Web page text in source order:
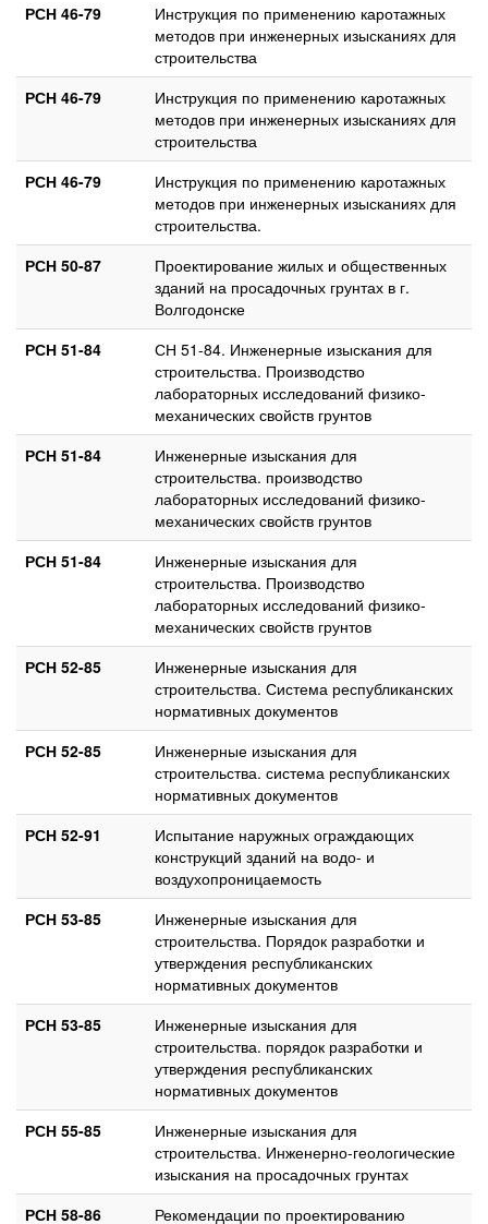
РСН 46-79
Инструкция по применению каротажных
методов при инженерных изысканиях для
строительства
РСН 46-79
Инструкция по применению каротажных
методов при инженерных изысканиях для
строительства
РСН 46-79
Инструкция по применению каротажных
методов при инженерных изысканиях для
строительства.
РСН 50-87
Проектирование жилых и общественных
зданий на просадочных грунтах в г.
Волгодонске
РСН 51-84
СН 51-84. Инженерные изыскания для
строительства. Производство
лабораторных исследований физико-
механических свойств грунтов
РСН 51-84
Инженерные изыскания для
строительства. производство
лабораторных исследований физико-
механических свойств грунтов
РСН 51-84
Инженерные изыскания для
строительства. Производство
лабораторных исследований физико-
механических свойств грунтов
РСН 52-85
Инженерные изыскания для
строительства. Система республиканских
нормативных документов
РСН 52-85
Инженерные изыскания для
строительства. система республиканских
нормативных документов
РСН 52-91
Испытание наружных ограждающих
конструкций зданий на водо- и
воздухопроницаемость
РСН 53-85
Инженерные изыскания для
строительства. Порядок разработки и
утверждения республиканских
нормативных документов
РСН 53-85
Инженерные изыскания для
строительства. порядок разработки и
утверждения республиканских
нормативных документов
РСН 55-85
Инженерные изыскания для
строительства. Инженерно-геологические
изыскания на просадочных грунтах
РСН 58-86
Рекомендации по проектированию